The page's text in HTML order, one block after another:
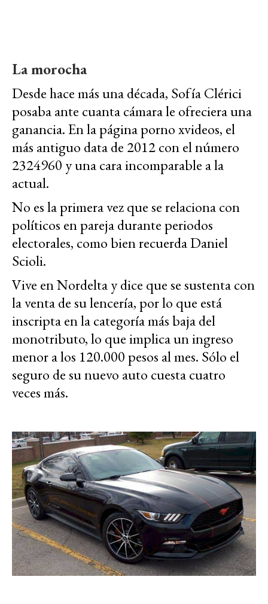
La morocha
Desde hace más una década, Sofía Clérici
posaba ante cuanta cámara le ofreciera una
ganancia. En la página porno xvideos, el
más antiguo data de 2012 con el número
2324960 y una cara incomparable a la
actual.
No es la primera vez que se relaciona con
políticos en pareja durante periodos
electorales, como bien recuerda Daniel
Scioli.
Vive en Nordelta y dice que se sustenta con
la venta de su lencería, por lo que está
inscripta en la categoría más baja del
monotributo, lo que implica un ingreso
menor a los 120.000 pesos al mes. Sólo el
seguro de su nuevo auto cuesta cuatro
veces más.